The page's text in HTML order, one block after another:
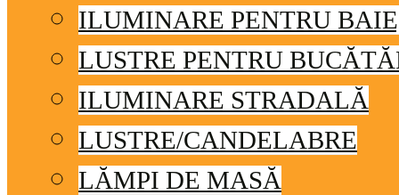
ILUMINARE PENTRU
LUSTRE PENTRU
ILUMINARE STRADALĂ
LUSTRE/CANDELABRE
LĂMPI DE MASĂ